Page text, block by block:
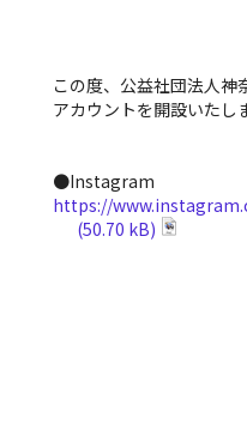
この度、公益社団法人
アカウントを開設いたし
●Instagram
https://